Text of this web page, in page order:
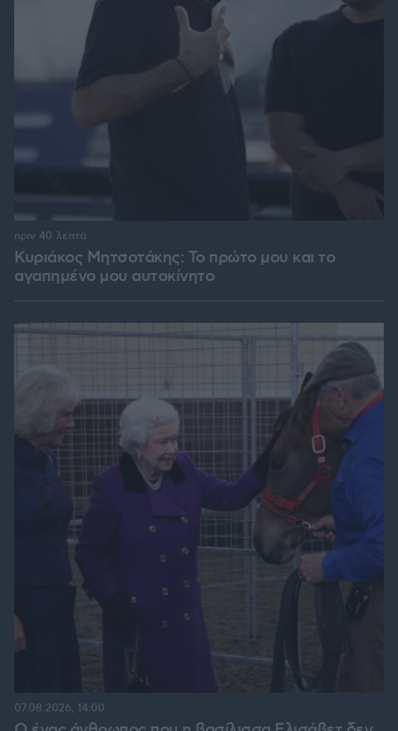
Κυριάκος Μητσοτάκης: Το πρώτο μου και το
αγαπημένο μου αυτοκίνητο
πριν 40 λεπτά
07.08.2026, 14:00